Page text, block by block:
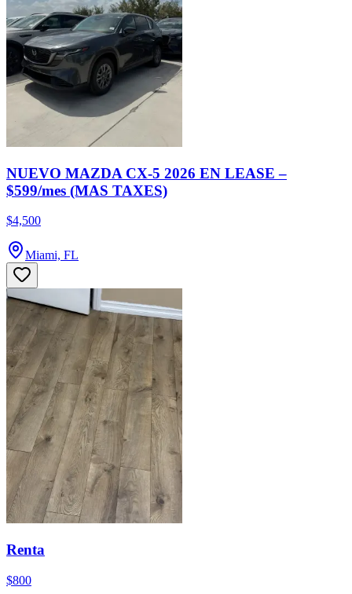
NUEVO MAZDA CX-5 2026 EN LEASE –
$599/mes (MAS TAXES)
$4,500
Miami, FL
Renta
$800